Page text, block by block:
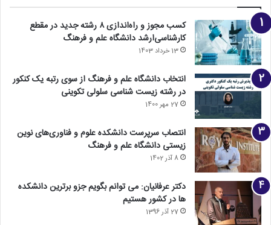
کسب مجوز و راه‌اندازی ۸ رشته جدید در مقطع
کارشناسی‌ارشد دانشگاه علم و فرهنگ
13 خرداد 1403
انتخاب دانشگاه علم و فرهنگ از سوی رتبه یک کنکور
در رشته زیست شناسی سلولی تکوینی
27 مهر 1400
انتصاب سرپرست دانشکده علوم و فناوری‌های نوین
زیستی دانشگاه علم و فرهنگ
8 آذر 1402
دکتر عرفانیان: می توانم بگویم جزو برترین دانشکده
ها در کشور هستیم
27 آذر 1396